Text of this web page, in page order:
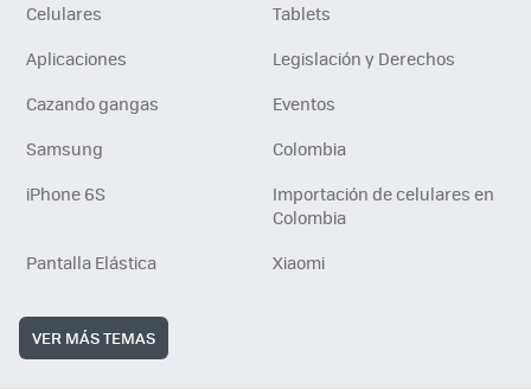
Celulares
Tablets
Aplicaciones
Legislación y Derechos
Cazando gangas
Eventos
Samsung
Colombia
iPhone 6S
Importación de celulares en
Colombia
Pantalla Elástica
Xiaomi
VER MÁS TEMAS